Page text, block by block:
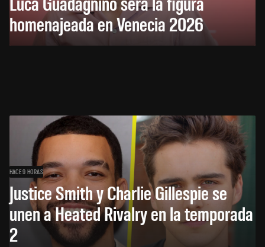
homenajeada en Venecia 2026
HACE 9 HORAS
Justice Smith y Charlie Gillespie se
unen a Heated Rivalry en la temporada
2